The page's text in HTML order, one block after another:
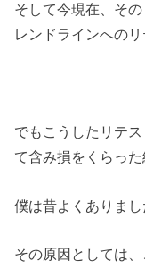
そして今現在、そ
レンドラインへの
でもこうしたリテ
て含み損をくらっ
僕は昔よくありまし
その原因としては